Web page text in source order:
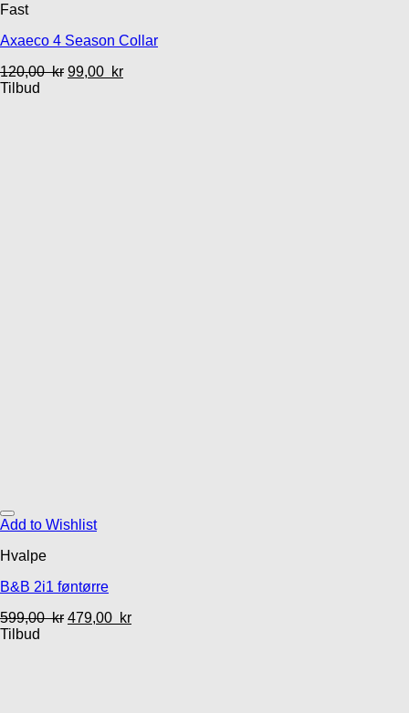
Fast
Axaeco 4 Season Collar
120,00kr 99,00 kr
Tilbud
Add to Wishlist
Hvalpe
B&B 2i1 føntørre
599,00kr 479,00 kr
Tilbud